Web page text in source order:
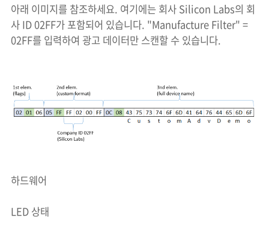
아래 이미지를 참조하세요. 여기에는 회사 Silicon Labs의 회
사 ID 02FF가 포함되어 있습니다. "Manufacture Filter" =
02FF를 입력하여 광고 데이터만 스캔할 수 있습니다.
하드웨어
LED 상태